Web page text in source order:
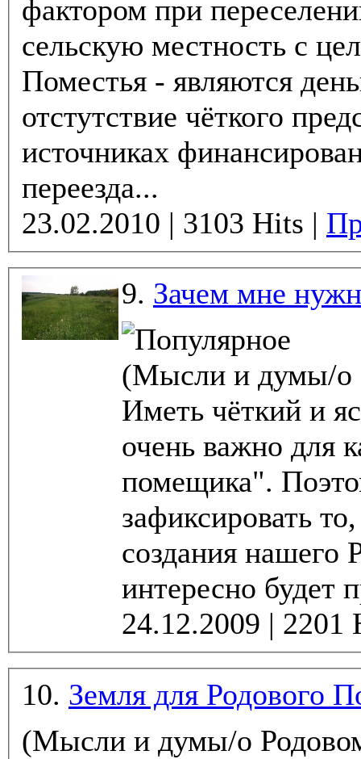
фактором при
сельскую местность с
Поместья - являются
отстутствие чёткого
источниках
переезда...
23.02.2010 | 3103 Hits |
9. Зачем мне
(Мысли и думы/о
Иметь чёткий и
очень важно для
помещика".
зафиксировать
создания нашего
интересно будет
10. Земля для Родового
(Мысли и думы/о